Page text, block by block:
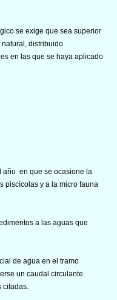
se exige que sea superior
distribuido
en las que se haya aplicado
año en que se ocasione la
piscícolas y a la micro fauna
a las aguas que
de agua en el tramo
un caudal circulante